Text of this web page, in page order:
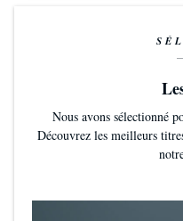
Nous avons sélectionné
Découvrez les meilleurs